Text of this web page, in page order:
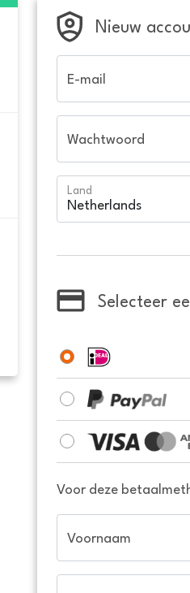
Nieuw
E-mail
Wachtwoord
Land
Selecteer
Voor deze
Voornaam